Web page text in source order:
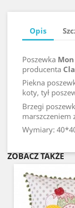
Opis
Poszewka
producenta
Piekna
koty, tył
Brzegi
Wymiary:
ZOBACZ TAKŻE